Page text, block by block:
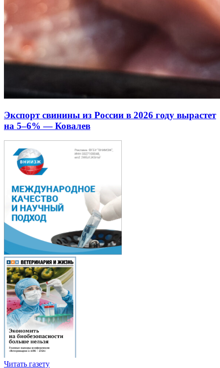
Экспорт свинины из России в 2026 году вырастет
на 5–6% — Ковалев
Читать газету